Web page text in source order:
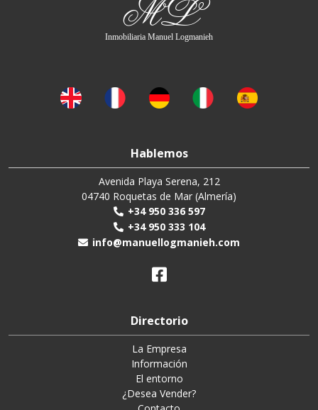
ML
Inmobiliaria Manuel Logmanieh
Hablemos
Avenida Playa Serena, 212
04740 Roquetas de Mar (Almería)
+34 950 336 597
+34 950 333 104
info@manuellogmanieh.com
Directorio
La Empresa
Información
El entorno
¿Desea Vender?